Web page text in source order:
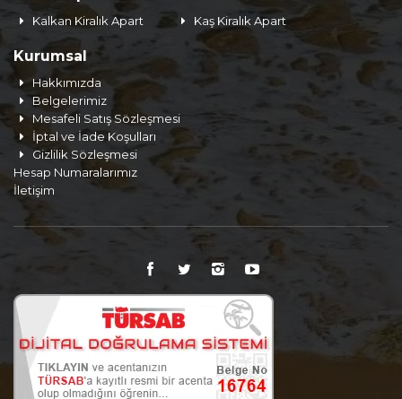
Kalkan Kiralık Apart Kaş Kiralık Apart
Kurumsal
Hakkımızda
Belgelerimiz
Mesafeli Satış Sözleşmesi
İptal ve İade Koşulları
Gizlilik Sözleşmesi
Hesap Numaralarımız
İletişim